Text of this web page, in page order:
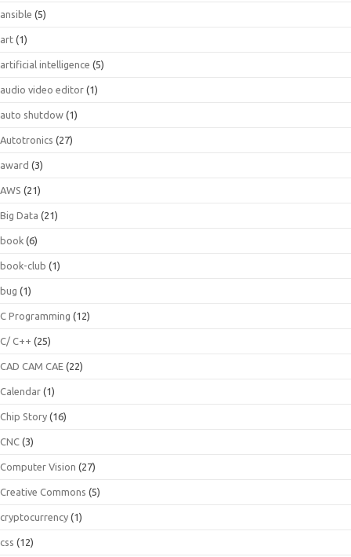
ansible (5)
art (1)
artificial intelligence (5)
audio video editor (1)
auto shutdow (1)
Autotronics (27)
award (3)
AWS (21)
Big Data (21)
book (6)
book-club (1)
bug (1)
C Programming (12)
C/ C++ (25)
CAD CAM CAE (22)
Calendar (1)
Chip Story (16)
CNC (3)
Computer Vision (27)
Creative Commons (5)
cryptocurrency (1)
css (12)